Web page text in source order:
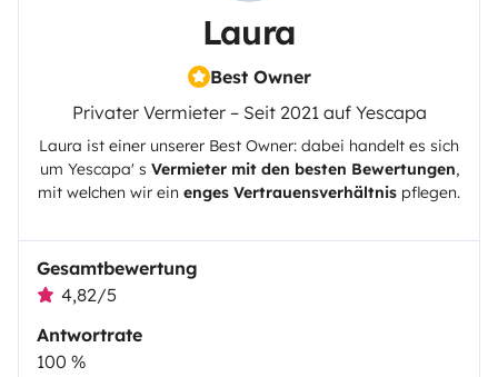
Laura
Best Owner
Privater Vermieter – Seit 2021 auf Yescapa
Laura ist einer unserer Best Owner: dabei handelt es sich
um Yescapa' s Vermieter mit den besten Bewertungen,
mit welchen wir ein enges Vertrauensverhältnis pflegen.
Gesamtbewertung
4,82/5
Antwortrate
100 %